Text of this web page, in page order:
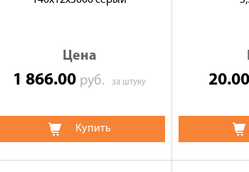
Цена
1 866.00 руб.за штуку
Купить
20.00